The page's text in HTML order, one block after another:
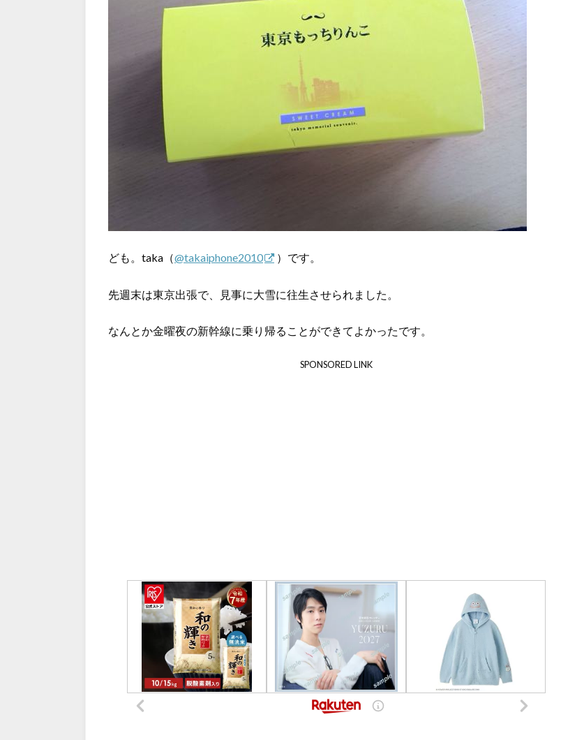
ども。taka（@takaiphone2010 ）です。
先週末は東京出張で、見事に大雪に往生させられました。
なんとか金曜夜の新幹線に乗り帰ることができてよかったです。
SPONSORED LINK